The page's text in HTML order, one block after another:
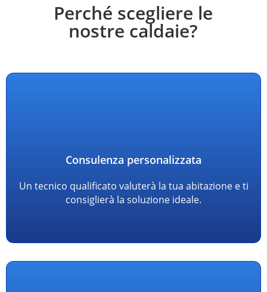
Perché scegliere le
nostre caldaie?
Consulenza personalizzata
Un tecnico qualificato valuterà la tua abitazione e ti
consiglierà la soluzione ideale.